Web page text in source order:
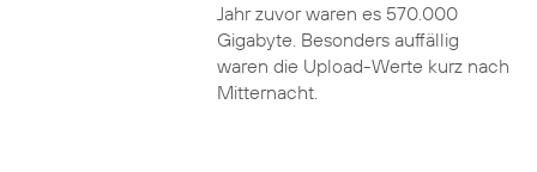
Jahr zuvor waren es 570.000
Gigabyte. Besonders auffällig
waren die Upload-Werte kurz nach
Mitternacht.